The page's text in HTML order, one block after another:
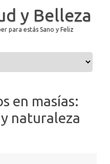
y Belleza
para estás Sano y Feliz
en masías:
naturaleza